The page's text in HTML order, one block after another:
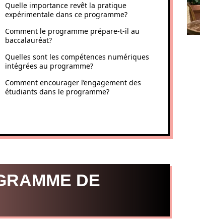
Quelle importance revêt la pratique
expérimentale dans ce programme?
Comment le programme prépare-t-il au
baccalauréat?
Quelles sont les compétences numériques
intégrées au programme?
Comment encourager l’engagement des
étudiants dans le programme?
DE